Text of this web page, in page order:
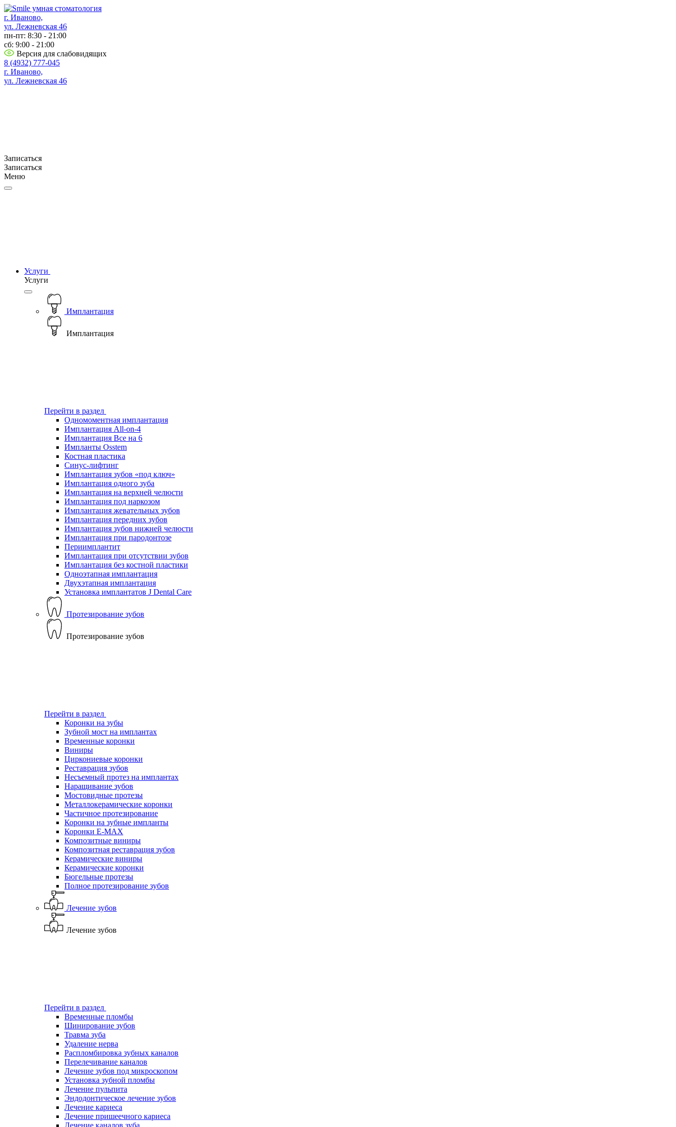
г. Иваново,
ул. Лежневская 46
пн-пт: 8:30 - 21:00
сб: 9:00 - 21:00
Версия для слабовидящих
8 (4932) 777-045
г. Иваново,
ул. Лежневская 46
Записаться
Записаться
Меню
Услуги
Услуги
Имплантация
Имплантация
Перейти в раздел
Одномоментная имплантация
Имплантация All-on-4
Имплантация Все на 6
Импланты Osstem
Костная пластика
Синус-лифтинг
Имплантация зубов «под ключ»
Имплантация одного зуба
Имплантация на верхней челюсти
Имплантация под наркозом
Имплантация жевательных зубов
Имплантация передних зубов
Имплантация зубов нижней челюсти
Имплантация при пародонтозе
Периимплантит
Имплантация при отсутствии зубов
Имплантация без костной пластики
Одноэтапная имплантация
Двухэтапная имплантация
Установка имплантатов J Dental Care
Протезирование зубов
Протезирование зубов
Перейти в раздел
Коронки на зубы
Зубной мост на имплантах
Временные коронки
Виниры
Циркониевые коронки
Реставрация зубов
Несъемный протез на имплантах
Наращивание зубов
Мостовидные протезы
Металлокерамические коронки
Частичное протезирование
Коронки на зубные импланты
Коронки E-MAX
Композитные виниры
Композитная реставрация зубов
Керамические виниры
Керамические коронки
Бюгельные протезы
Полное протезирование зубов
Лечение зубов
Лечение зубов
Перейти в раздел
Временные пломбы
Шинирование зубов
Травма зуба
Удаление нерва
Распломбировка зубных каналов
Перелечивание каналов
Лечение зубов под микроскопом
Установка зубной пломбы
Лечение пульпита
Эндодонтическое лечение зубов
Лечение кариеса
Лечение пришеечного кариеса
Лечение каналов зуба